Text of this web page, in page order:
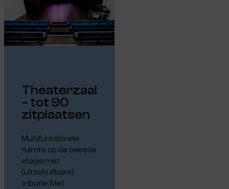
Theaterzaal
– tot 90
zitplaatsen
Multifunctionele
ruimte op de tweede
etage met
(uitschuifbare)
tribune. Met